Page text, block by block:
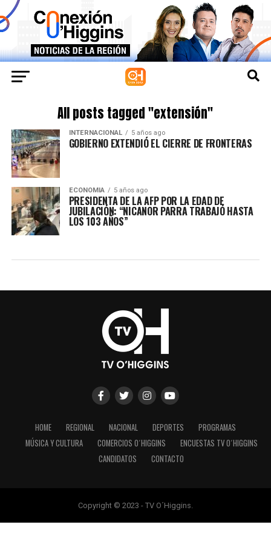
All posts tagged "extensión"
INTERNACIONAL 5 años ago
GOBIERNO EXTENDIÓ EL CIERRE DE FRONTERAS
ECONOMIA 5 años ago
PRESIDENTA DE LA AFP POR LA EDAD DE
JUBILACIÓN: “NICANOR PARRA TRABAJÓ HASTA
LOS 103 AÑOS”
HOME REGIONAL NACIONAL DEPORTES
PROGRAMAS
MÚSICA Y CULTURA
COMERCIOS O´HIGGINS
ENCUESTAS TV O´HIGGINS
CANDIDATOS
CONTACTO
Copyright © 2023 - TV O´Higgins.